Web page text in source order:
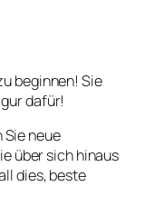
beginnen! Sie
dafür!
Sie neue
über sich hinaus
dies, beste